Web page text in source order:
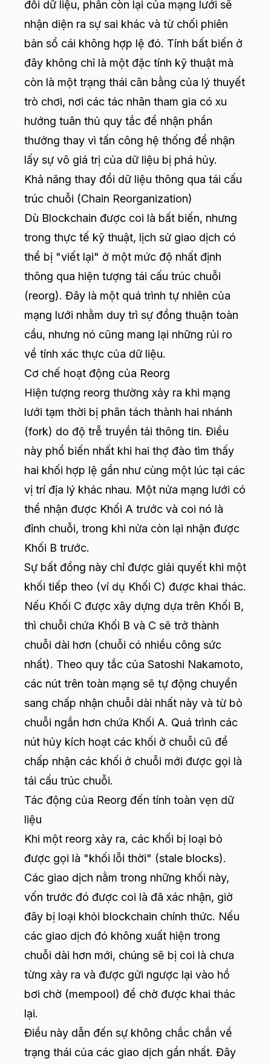
đổi dữ liệu, phần còn lại của mạng lưới sẽ
nhận diện ra sự sai khác và từ chối phiên
bản sổ cái không hợp lệ đó. Tính bất biến ở
đây không chỉ là một đặc tính kỹ thuật mà
còn là một trạng thái cân bằng của lý thuyết
trò chơi, nơi các tác nhân tham gia có xu
hướng tuân thủ quy tắc để nhận phần
thưởng thay vì tấn công hệ thống để nhận
lấy sự vô giá trị của dữ liệu bị phá hủy.
Khả năng thay đổi dữ liệu thông qua tái cấu
trúc chuỗi (Chain Reorganization)
Dù Blockchain được coi là bất biến, nhưng
trong thực tế kỹ thuật, lịch sử giao dịch có
thể bị "viết lại" ở một mức độ nhất định
thông qua hiện tượng tái cấu trúc chuỗi
(reorg). Đây là một quá trình tự nhiên của
mạng lưới nhằm duy trì sự đồng thuận toàn
cầu, nhưng nó cũng mang lại những rủi ro
về tính xác thực của dữ liệu.
Cơ chế hoạt động của Reorg
Hiện tượng reorg thường xảy ra khi mạng
lưới tạm thời bị phân tách thành hai nhánh
(fork) do độ trễ truyền tải thông tin. Điều
này phổ biến nhất khi hai thợ đào tìm thấy
hai khối hợp lệ gần như cùng một lúc tại các
vị trí địa lý khác nhau. Một nửa mạng lưới có
thể nhận được Khối A trước và coi nó là
đỉnh chuỗi, trong khi nửa còn lại nhận được
Khối B trước.
Sự bất đồng này chỉ được giải quyết khi một
khối tiếp theo (ví dụ Khối C) được khai thác.
Nếu Khối C được xây dựng dựa trên Khối B,
thì chuỗi chứa Khối B và C sẽ trở thành
chuỗi dài hơn (chuỗi có nhiều công sức
nhất). Theo quy tắc của Satoshi Nakamoto,
các nút trên toàn mạng sẽ tự động chuyển
sang chấp nhận chuỗi dài nhất này và từ bỏ
chuỗi ngắn hơn chứa Khối A. Quá trình các
nút hủy kích hoạt các khối ở chuỗi cũ để
chấp nhận các khối ở chuỗi mới được gọi là
tái cấu trúc chuỗi.
Tác động của Reorg đến tính toàn vẹn dữ
liệu
Khi một reorg xảy ra, các khối bị loại bỏ
được gọi là "khối lỗi thời" (stale blocks).
Các giao dịch nằm trong những khối này,
vốn trước đó được coi là đã xác nhận, giờ
đây bị loại khỏi blockchain chính thức. Nếu
các giao dịch đó không xuất hiện trong
chuỗi dài hơn mới, chúng sẽ bị coi là chưa
từng xảy ra và được gửi ngược lại vào hồ
bơi chờ (mempool) để chờ được khai thác
lại.
Điều này dẫn đến sự không chắc chắn về
trạng thái của các giao dịch gần nhất. Đây